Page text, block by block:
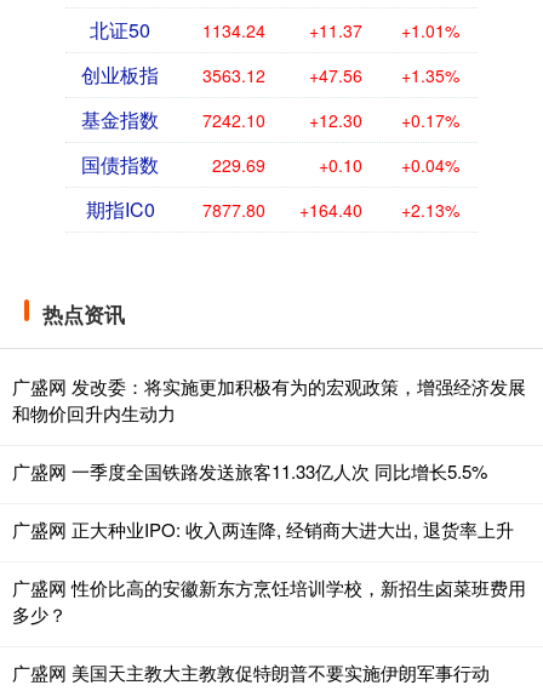
北证50 1134.24 +11.37 +1.01%
创业板指 3563.12 +47.56 +1.35%
基金指数 7242.10 +12.30 +0.17%
国债指数 229.69 +0.10 +0.04%
期指IC0 7877.80 +164.40 +2.13%
热点资讯
广盛网 发改委：将实施更加积极有为的宏观政策，增强经济发展
和物价回升内生动力
广盛网 一季度全国铁路发送旅客11.33亿人次 同比增长5.5%
广盛网 正大种业IPO: 收入两连降, 经销商大进大出, 退货率上升
广盛网 性价比高的安徽新东方烹饪培训学校，新招生卤菜班费用
多少？
广盛网 美国天主教大主教敦促特朗普不要实施伊朗军事行动